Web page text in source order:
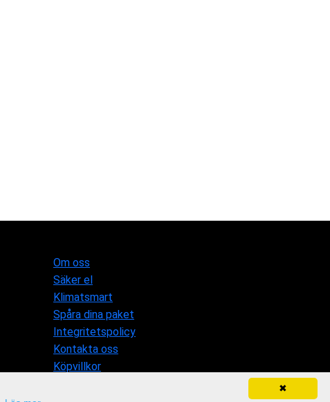
Om oss
Säker el
Klimatsmart
Spåra dina paket
Integritetspolicy
Kontakta oss
Köpvillkor
✖